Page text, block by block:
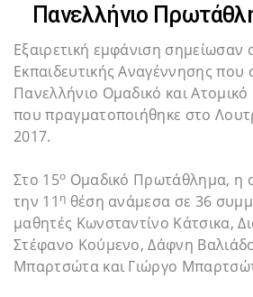
to
content
Πανελλήνιο
Εξαιρετική εμφάνιση σημείωσαν
Εκπαιδευτικής Αναγέννησης που
Πανελλήνιο Ομαδικό και
που πραγματοποιήθηκε στο
2017.
Στο 15ο Ομαδικό Πρωτάθλημα, η
την 11 η θέση ανάμεσα σε 36
μαθητές Κωνσταντίνο Κάτσικα,
Στέφανο Κούμενο, Δάφνη
Μπαρτσώτα και Γιώργο